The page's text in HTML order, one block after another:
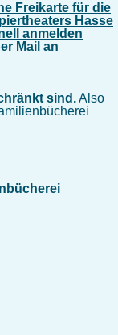
Freikarte für die
Hasse
anmelden
Mail an
sind.Also